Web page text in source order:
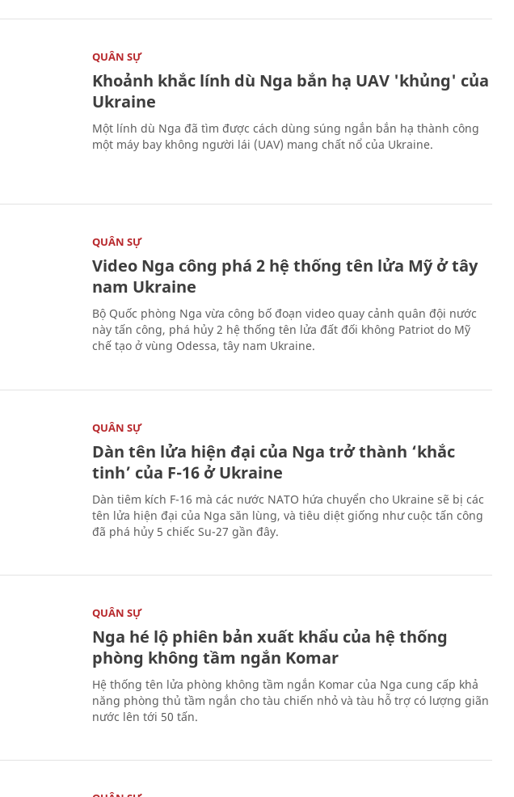
QUÂN SỰ
Khoảnh khắc lính dù Nga bắn hạ UAV 'khủng' của
Ukraine
Một lính dù Nga đã tìm được cách dùng súng ngắn bắn hạ thành công
một máy bay không người lái (UAV) mang chất nổ của Ukraine.
QUÂN SỰ
Video Nga công phá 2 hệ thống tên lửa Mỹ ở tây
nam Ukraine
Bộ Quốc phòng Nga vừa công bố đoạn video quay cảnh quân đội nước
này tấn công, phá hủy 2 hệ thống tên lửa đất đối không Patriot do Mỹ
chế tạo ở vùng Odessa, tây nam Ukraine.
QUÂN SỰ
Dàn tên lửa hiện đại của Nga trở thành ‘khắc
tinh’ của F-16 ở Ukraine
Dàn tiêm kích F-16 mà các nước NATO hứa chuyển cho Ukraine sẽ bị các
tên lửa hiện đại của Nga săn lùng, và tiêu diệt giống như cuộc tấn công
đã phá hủy 5 chiếc Su-27 gần đây.
QUÂN SỰ
Nga hé lộ phiên bản xuất khẩu của hệ thống
phòng không tầm ngắn Komar
Hệ thống tên lửa phòng không tầm ngắn Komar của Nga cung cấp khả
năng phòng thủ tầm ngắn cho tàu chiến nhỏ và tàu hỗ trợ có lượng giãn
nước lên tới 50 tấn.